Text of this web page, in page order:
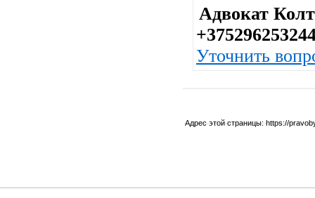
Адвокат
Уточнить
Адрес этой страницы: https://